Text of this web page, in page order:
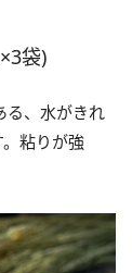
袋)
る、水がきれ
粘りが強